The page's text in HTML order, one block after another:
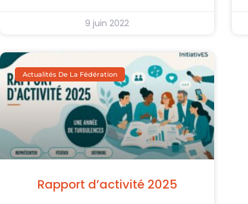
9 juin 2022
Actualités De La Fédération
Rapport d’activité 2025